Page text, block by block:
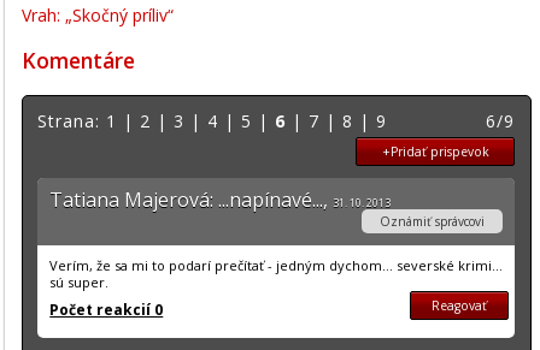
Vrah: „Skočný príliv“
Komentáre
Strana: 1 | 2 | 3 | 4 | 5 | 6 | 7 |8 |9 6/9
+Pridať prispevok
Tatiana Majerová: ...napínavé..., 31. 10. 2013
Oznámiť správcovi
Verím, že sa mi to podarí prečítať - jedným dychom... severské krimi...
sú super.
Počet reakcií 0 Reagovať